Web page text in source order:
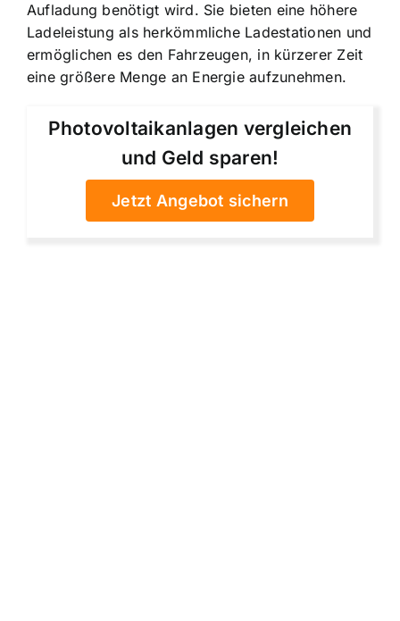
Aufladung benötigt wird. Sie bieten eine höhere
Ladeleistung als herkömmliche Ladestationen und
ermöglichen es den Fahrzeugen, in kürzerer Zeit
eine größere Menge an Energie aufzunehmen.
Photovoltaikanlagen vergleichen
und Geld sparen!
Jetzt Angebot sichern